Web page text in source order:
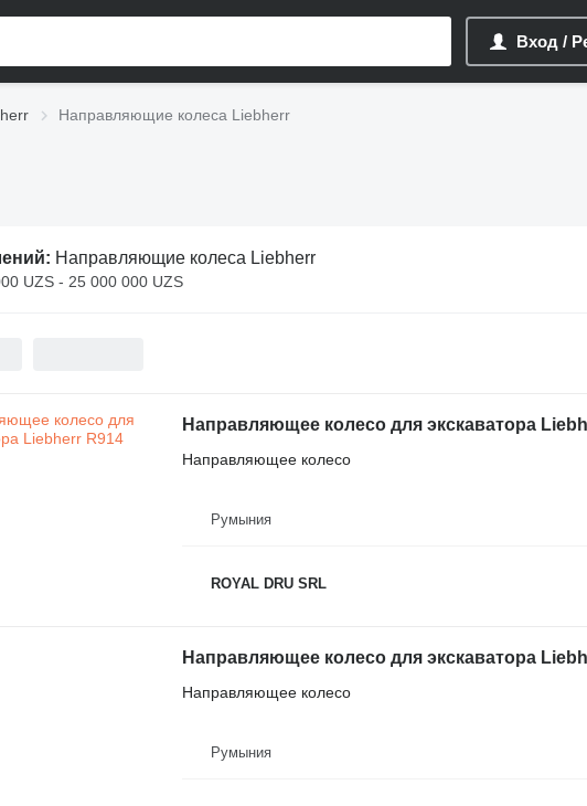
Вход /
Направляющие колеса Liebherr
Направляющие колеса Liebherr
UZS - 25 000 000 UZS
Направляющее колесо для экскаватора
Направляющее колесо
Румыния
ROYAL DRU SRL
Направляющее колесо для экскаватора
Направляющее колесо
Румыния